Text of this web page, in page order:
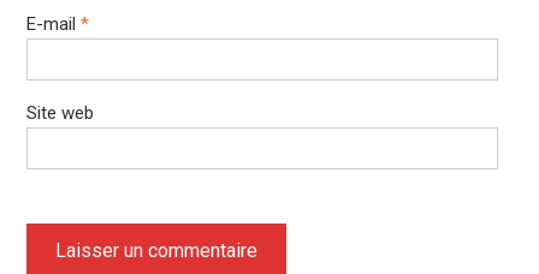
E-mail *
Site web